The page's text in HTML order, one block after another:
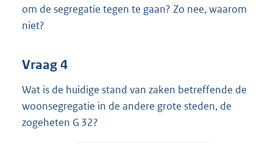
om de segregatie tegen te gaan? Zo nee, waarom
niet?
Vraag 4
Wat is de huidige stand van zaken betreffende de
woonsegregatie in de andere grote steden, de
zogeheten G 32?